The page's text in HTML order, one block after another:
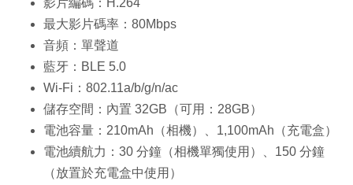
最大影片碼率：80Mbps
音頻：單聲道
藍牙：BLE 5.0
Wi-Fi：802.11a/b/g/n/ac
儲存空間：內置 32GB（可用：28GB）
電池容量：210mAh（相機）、1,100mAh（充電盒）
電池續航力：30 分鐘（相機單獨使用）、150 分鐘
（放置於充電盒中使用）